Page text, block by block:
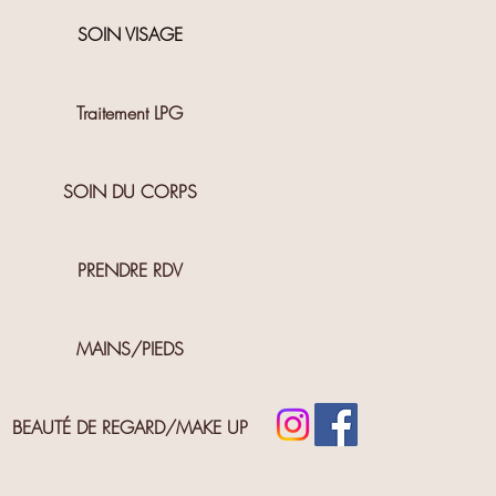
SOIN VISAGE
Traitement LPG
SOIN DU CORPS
PRENDRE RDV
MAINS/PIEDS
BEAUTÉ DE REGARD/MAKE UP